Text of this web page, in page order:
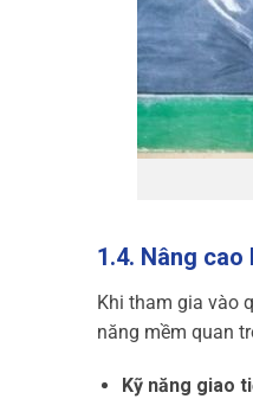
1.4. Nâng cao
Khi tham gia vào
năng mềm quan
Kỹ năng giao